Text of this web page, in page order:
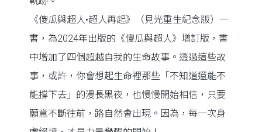
《傻瓜與超人•超人再起》（見光重生紀念版）一
書，為2024年出版的《傻瓜與超人》增訂版，書
中增加了四個超越自我的生命故事。透過這些故
事，或許，你會想起生命裡那些「不知道還能不
能撐下去」的漫長黑夜，也慢慢開始相信，只要
願意不斷往前，路自然會出現。因為，每一次身